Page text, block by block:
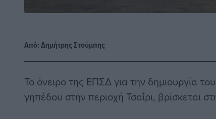
Από:Δημήτρης Στούμπης
Το όνειρο της ΕΠΣΔ για την δημιουργία
γηπέδου στην περιοχή Τσαΐρι, βρίσκεται